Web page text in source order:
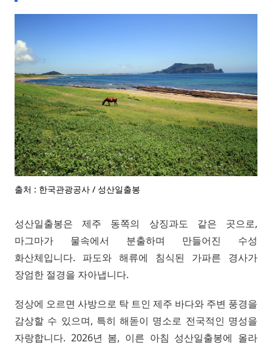
출처 : 한국관광공사 / 성산일출봉
성산일출봉은 제주 동쪽의 상징과도 같은 곳으로,
마그마가 물속에서 분출하며 만들어진 수성
화산체입니다. 파도와 해류에 침식된 가파른 경사가
장엄한 절경을 자아냅니다.
정상에 오르면 사방으로 탁 트인 제주 바다와 주변 풍경을
감상할 수 있으며, 특히 해돋이 명소로 전국적인 명성을
자랑합니다. 2026년 봄, 이른 아침 성산일출봉에 올라